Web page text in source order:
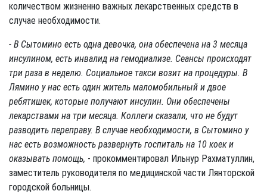
количеством жизненно важных лекарственных средств в
случае необходимости.
- В Сытомино есть одна девочка, она обеспечена на 3 месяца
инсулином, есть инвалид на гемодиализе. Сеансы происходят
три раза в неделю. Социальное такси возит на процедуры. В
Лямино у нас есть один житель маломобильный и двое
ребятишек, которые получают инсулин. Они обеспечены
лекарствами на три месяца. Коллеги сказали, что не будут
разводить переправу. В случае необходимости, в Сытомино у
нас есть возможность развернуть госпиталь на 10 коек и
оказывать помощь, - прокомментировал Ильнур Рахматуллин,
заместитель руководителя по медицинской части Лянторской
городской больницы.